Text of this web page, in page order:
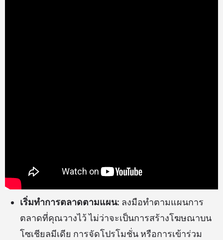
เริ่มทำการตลาดตามแผน: ลงมือทำตามแผนการ
ตลาดที่คุณวางไว้ ไม่ว่าจะเป็นการสร้างโฆษณาบน
โซเชียลมีเดีย การจัดโปรโมชั่น หรือการเข้าร่วม